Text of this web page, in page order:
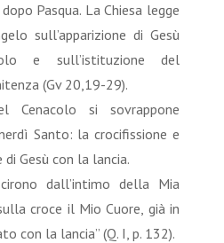
Pasqua. La Chiesa legge
sull’apparizione di Gesù
e sull’istituzione del
(Gv 20,19-29).
Cenacolo si sovrappone
Santo: la crocifissione e
Gesù con la lancia.
dall’intimo della Mia
croce il Mio Cuore, già in
con la lancia” (Q. I, p. 132).